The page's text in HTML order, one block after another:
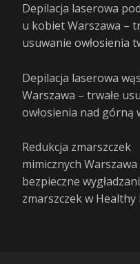
Depilacja laserowa
u kobiet Warszawa –
usuwanie owłosienia
Depilacja laserowa
Warszawa – trwałe
owłosienia nad górną
Redukcja zmarszczek
mimicznych Warszawa
bezpieczne
zmarszczek w Healthy